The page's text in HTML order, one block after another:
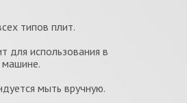
типов плит.
для использования в
мыть вручную.